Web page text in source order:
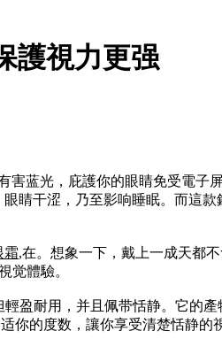
護視力更强
害蓝光，庇護你的眼睛免受電
睛干涩，乃至影响睡眠。而這款
霜,在。想象一下，戴上一成天都
觉體驗。
盈耐用，并且佩带恬静。它的產
你的度数，讓你享受清楚恬静的